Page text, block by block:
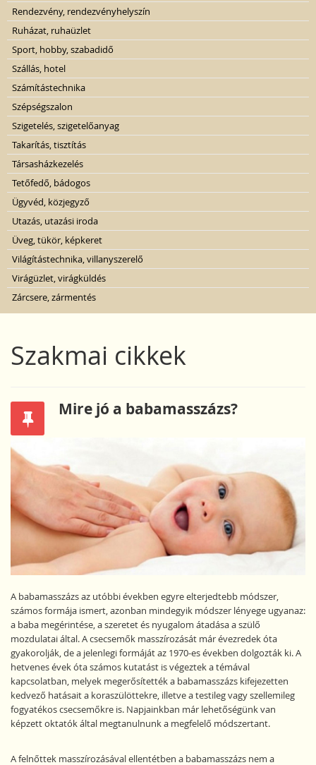
Rendezvény, rendezvényhelyszín
Ruházat, ruhaüzlet
Sport, hobby, szabadidő
Szállás, hotel
Számítástechnika
Szépségszalon
Szigetelés, szigetelőanyag
Takarítás, tisztítás
Társasházkezelés
Tetőfedő, bádogos
Ügyvéd, közjegyző
Utazás, utazási iroda
Üveg, tükör, képkeret
Világítástechnika, villanyszerelő
Virágüzlet, virágküldés
Zárcsere, zármentés
Szakmai cikkek
Mire jó a babamasszázs?
A babamasszázs az utóbbi években egyre elterjedtebb módszer,
számos formája ismert, azonban mindegyik módszer lényege ugyanaz:
a baba megérintése, a szeretet és nyugalom átadása a szülő
mozdulatai által. A csecsemők masszírozását már évezredek óta
gyakorolják, de a jelenlegi formáját az 1970-es években dolgozták ki. A
hetvenes évek óta számos kutatást is végeztek a témával
kapcsolatban, melyek megerősítették a babamasszázs kifejezetten
kedvező hatásait a koraszülöttekre, illetve a testileg vagy szellemileg
fogyatékos csecsemőkre is. Napjainkban már lehetőségünk van
képzett oktatók által megtanulnunk a megfelelő módszertant.
A felnőttek masszírozásával ellentétben a babamasszázs nem a